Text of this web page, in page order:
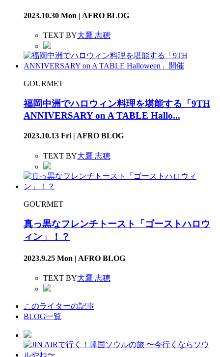
2023.10.30 Mon | AFRO BLOG
TEXT BY大鷹 志穂
GOURMET
福岡中洲でハロウィン料理を堪能する「9TH
ANNIVERSARY on A TABLE Hallo...
2023.10.13 Fri | AFRO BLOG
TEXT BY大鷹 志穂
GOURMET
真っ黒なフレンチトースト「ゴーストハロウ
ィン」！？
2023.9.25 Mon | AFRO BLOG
TEXT BY大鷹 志穂
このライターの記事
BLOG一覧